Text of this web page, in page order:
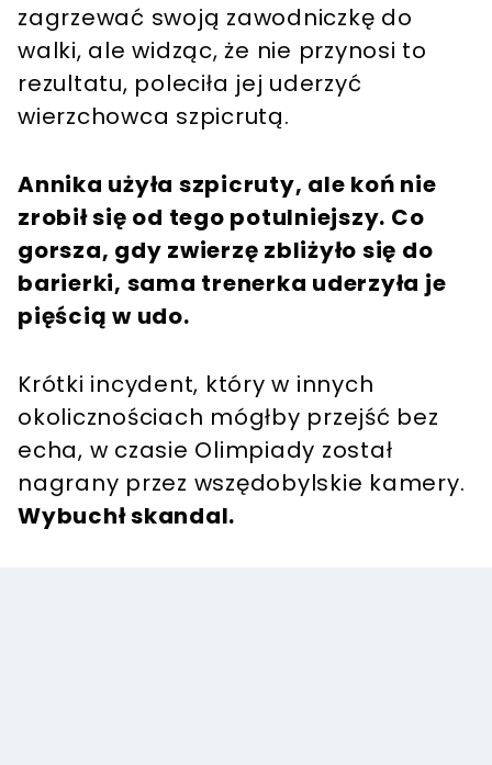
zagrzewać swoją zawodniczkę do
walki, ale widząc, że nie przynosi to
rezultatu, poleciła jej uderzyć
wierzchowca szpicrutą.
Annika użyła szpicruty, ale koń nie
zrobił się od tego potulniejszy. Co
gorsza, gdy zwierzę zbliżyło się do
barierki, sama trenerka uderzyła je
pięścią w udo.
Krótki incydent, który w innych
okolicznościach mógłby przejść bez
echa, w czasie Olimpiady został
nagrany przez wszędobylskie kamery.
Wybuchł skandal.